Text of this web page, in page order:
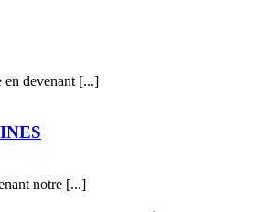
en devenant [...]
notre [...]